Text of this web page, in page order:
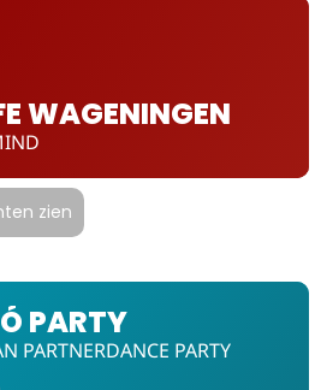
WAGENINGEN
zien
PARTY
PARTNERDANCE PARTY